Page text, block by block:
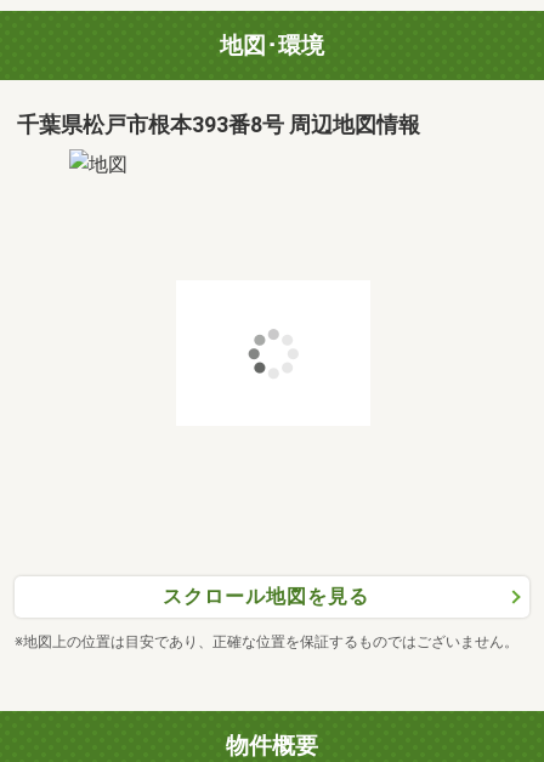
地図･環境
千葉県松戸市根本393番8号 周辺地図情報
スクロール地図を見る
※地図上の位置は目安であり、正確な位置を保証するものではございません。
物件概要